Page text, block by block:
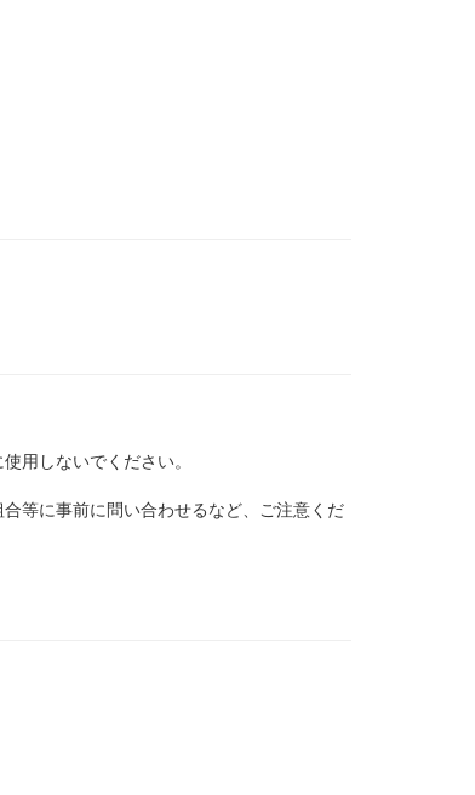
しないでください。
等に事前に問い合わせるなど、ご注意くだ